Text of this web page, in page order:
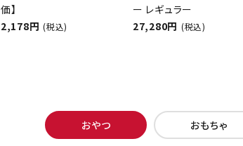
価】
2,178円 (税込)
ー レギュラー
27,280円 (税込)
おやつ おもちゃ